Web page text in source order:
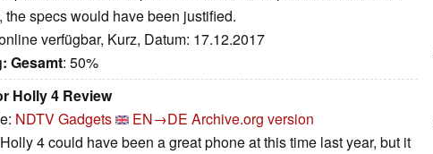
the specs would have been justified.
verfügbar, Kurz, Datum: 17.12.2017
Gesamt: 50%
Holly 4 Review
NDTV Gadgets EN→DE Archive.org version
4 could have been a great phone at this time last year, but it